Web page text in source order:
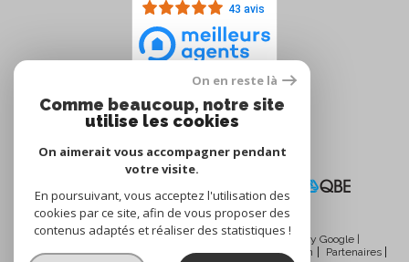
43 avis
Nous
adhérons
© 2026 | Tous droits réservés | Traduction powered by Google |
Nos honoraires
Plan du site Mentions légales Admin
Partenaires
On en reste là
Comme beaucoup, notre site
utilise les cookies
On aimerait vous accompagner pendant
votre visite.
En poursuivant, vous acceptez l'utilisation des
cookies par ce site, afin de vous proposer des
contenus adaptés et réaliser des statistiques !